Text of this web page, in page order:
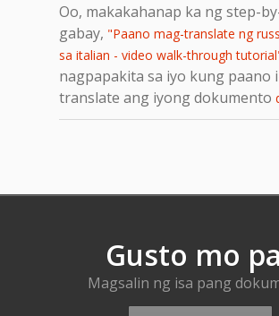
Oo, makakahanap ka ng step-
gabay, "Paano mag-translate ng
sa italian - video walk-through
nagpapakita sa iyo kung paano
translate ang iyong dokumento
Gusto mo
Magsalin ng isa pang